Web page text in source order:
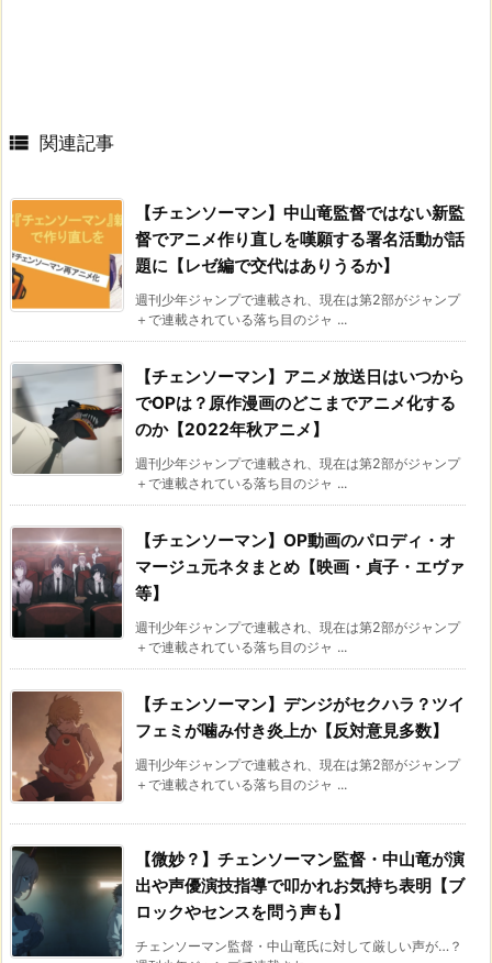
 関連記事
【チェンソーマン】中山竜監督ではない新監
督でアニメ作り直しを嘆願する署名活動が話
題に【レゼ編で交代はありうるか】
週刊少年ジャンプで連載され、現在は第2部がジャンプ
＋で連載されている落ち目のジャ ...
【チェンソーマン】アニメ放送日はいつから
でOPは？原作漫画のどこまでアニメ化する
のか【2022年秋アニメ】
週刊少年ジャンプで連載され、現在は第2部がジャンプ
＋で連載されている落ち目のジャ ...
【チェンソーマン】OP動画のパロディ・オ
マージュ元ネタまとめ【映画・貞子・エヴァ
等】
週刊少年ジャンプで連載され、現在は第2部がジャンプ
＋で連載されている落ち目のジャ ...
【チェンソーマン】デンジがセクハラ？ツイ
フェミが噛み付き炎上か【反対意見多数】
週刊少年ジャンプで連載され、現在は第2部がジャンプ
＋で連載されている落ち目のジャ ...
【微妙？】チェンソーマン監督・中山竜が演
出や声優演技指導で叩かれお気持ち表明【ブ
ロックやセンスを問う声も】
チェンソーマン監督・中山竜氏に対して厳しい声が…？